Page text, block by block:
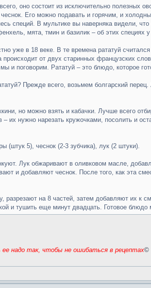
оно состоит из исключительно полезных
Его можно подавать и горячим, и
специй. В мультике вы наверняка видели,
мята, тмин и базилик – об этих специях
уже в 18 веке. В те времена рататуй
от двух старинных французских
и поговорим. Рататуй – это блюдо, которое
Прежде всего, возьмем болгарский
но можно взять и кабачки. Лучше всего
их нужно нарезать кружочками, посолить и
(штук 5), чеснок (2-3 зубчика), лук (2 штуки).
Лук обжаривают в оливковом масле,
и добавляют чеснок. После того, как эта
на 8 частей, затем добавляют их к
и тушить еще минут двадцать. Готовое
ее надо так, чтобы не ошибаться в рецептах©